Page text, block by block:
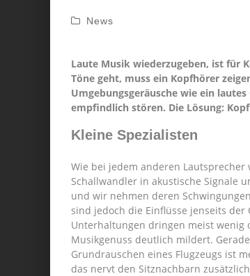
News
Laute Musik wiederzugeben, ist für
Töne geht, muss ein Kopfhörer
Umgebungsgeräusche wie ein
empfindlich stören. Die Lösung:
Kleine Spezialisten
Wie bei jedem anderen
Schallwandler in akustische Signale
und wir nehmen deren
sind jedoch die Einflüsse jenseits der
Unterhaltungen dringen meist
Musikgenuss deutlich mildert.
Grundrauschen eines Flugzeugs ist
das nervt den Sitznachbarn